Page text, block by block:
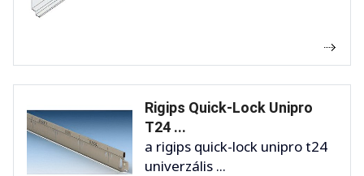
Rigips Quick-Lock Unipro
T24 ...
a rigips quick-lock unipro t24
univerzális ...